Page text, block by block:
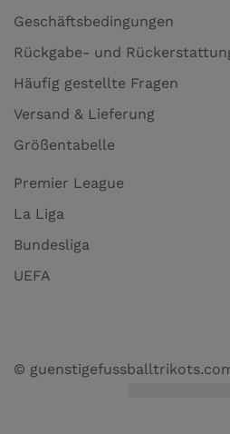
Geschäftsbedingungen
Rückgabe- und
Häufig gestellte Fragen
Versand & Lieferung
Größentabelle
Premier League
La Liga
Bundesliga
UEFA
©